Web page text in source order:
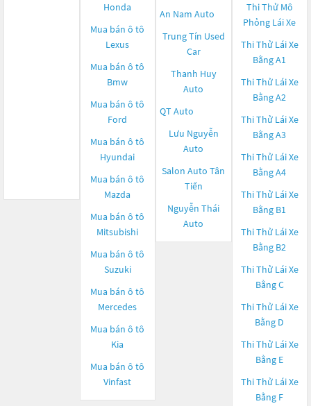
Honda
Mua bán ô tô
Lexus
Mua bán ô tô
Bmw
Mua bán ô tô
Ford
Mua bán ô tô
Hyundai
Mua bán ô tô
Mazda
Mua bán ô tô
Mitsubishi
Mua bán ô tô
Suzuki
Mua bán ô tô
Mercedes
Mua bán ô tô
Kia
Mua bán ô tô
Vinfast
An Nam Auto
Trung Tín Used
Car
Thanh Huy
Auto
QT Auto
Lưu Nguyễn
Auto
Salon Auto Tân
Tiến
Nguyễn Thái
Auto
Thi Thử Mô
Phỏng Lái Xe
Thi Thử Lái Xe
Bằng A1
Thi Thử Lái Xe
Bằng A2
Thi Thử Lái Xe
Bằng A3
Thi Thử Lái Xe
Bằng A4
Thi Thử Lái Xe
Bằng B1
Thi Thử Lái Xe
Bằng B2
Thi Thử Lái Xe
Bằng C
Thi Thử Lái Xe
Bằng D
Thi Thử Lái Xe
Bằng E
Thi Thử Lái Xe
Bằng F